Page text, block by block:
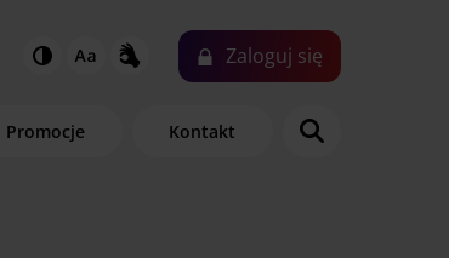
Zaloguj się
Promocje Kontakt